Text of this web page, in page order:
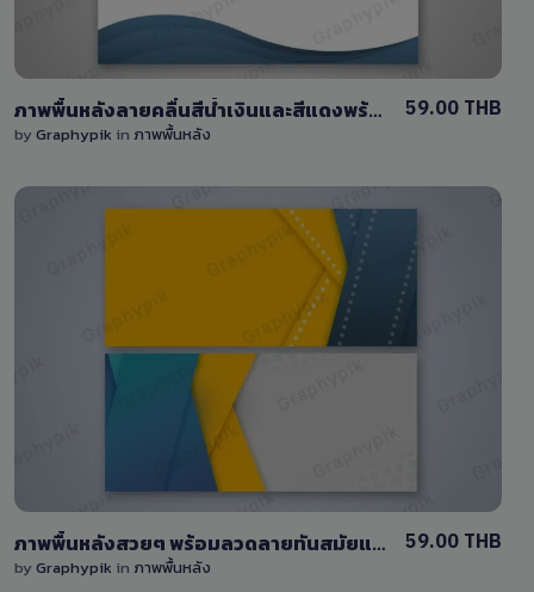
ภาพพื้นหลังลายคลื่นสีน้ำเงินและสีแดงพร้อมพื้นที่วางข้อความ
by Graphypik in ภาพพื้นหลัง
59.00 THB
View Details
0 Sale
ภาพพื้นหลังสวยๆ พร้อมลวดลายทันสมัยและพื้นที่สำหรับใส่ข้อความ
by Graphypik in ภาพพื้นหลัง
59.00 THB